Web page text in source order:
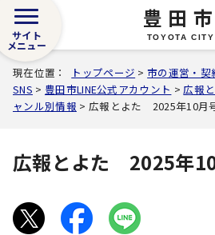
豊田市
TOYOTA CITY
サイト
メニュー
現在位置： トップページ >市の運営・契
SNS > 豊田市LINE公式アカウント >広報
ャンル別情報 > 広報とよた 2025年10
広報とよた 2025年